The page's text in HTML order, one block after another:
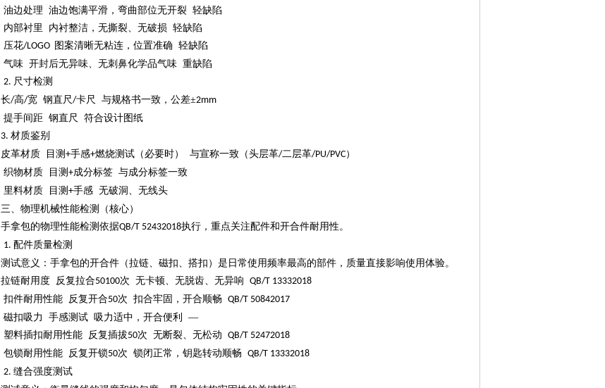
油边处理 油边饱满平滑，弯曲部位无开裂 轻缺陷
内部衬里
内衬整洁，无撕裂、无破损 轻缺陷
压花/LOGO 图案清晰无粘连，位置准确 轻缺陷
气味 开封后无异味、无刺鼻化学品气味 重缺陷
2. 尺寸检测
长/高/宽 钢直尺/卡尺 与规格书一致，公差±2mm
提手间距 钢直尺
符合设计图纸
3. 材质鉴别
皮革材质
目测 +手感+燃烧测试（必要时） 与宣称一致（头层革/二层革/PU/PVC）
织物材质
目测 +成分标签 与成分标签一致
里料材质
目测 +手感 无破洞、无线头
三、物理机械性能检测（核心）
手拿包的物理性能检测依据QB/T 52432018执行，重点关注配件和开合件耐用性。
1. 配件质量检测
测试意义：手拿包的开合件（拉链、磁扣、搭扣）是日常使用频率最高的部件，质量直接影响使用体验。
拉链耐用度 反复拉合50100次 无卡顿、无脱齿、无异响 QB/T 13332018
扣件耐用性能 反复开合50次 扣合牢固，开合顺畅 QB/T 50842017
磁扣吸力
手感测试 吸力适中，开合便利
—
塑料插扣耐用性能 反复插拔50次 无断裂、无松动 QB/T 52472018
包锁耐用性能 反复开锁50次 锁闭正常，钥匙转动顺畅 QB/T 13332018
2. 缝合强度测试